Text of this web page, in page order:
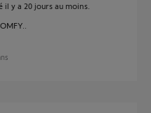
il y a 20 jours au moins.